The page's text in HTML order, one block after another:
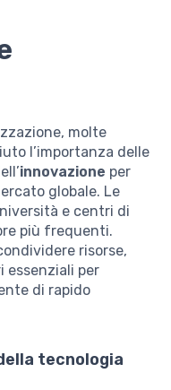
molte
l’importanza delle
innovazione per
globale. Le
e centri di
più frequenti.
risorse,
essenziali per
di rapido
tecnologia